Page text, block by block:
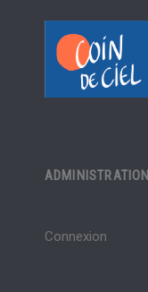
ADMINISTRATION
Connexion